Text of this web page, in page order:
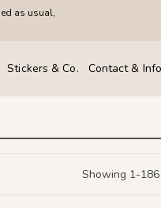
as usual,
Stickers & Co. Contact & Info
Showing 1-